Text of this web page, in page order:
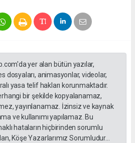
yer alan bütün yazılar,
dosyaları, animasyonlar, videolar,
yasa telif hakları korunmaktadır.
bir şekilde kopyalanamaz,
yayınlanamaz. İzinsiz ve kaynak
ve kullanımı yapılamaz. Bu
hataların hiçbirinden sorumlu
Köşe Yazarlarımız Sorumludur...